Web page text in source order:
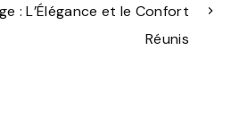
: L’Élégance et le Confort
Réunis